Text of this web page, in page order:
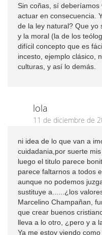
Sin coñas, sí
actuar en consecuencia.
de la ley natural? Que yo
y la moral (la de los
difícil concepto que es
incesto, ejemplo clásico,
culturas, y así lo demás.
lola
11 de diciembre de
ni idea de lo que van a
cuidadania,por suerte
luego el titulo parece
parece faltarnos a todos
aunque no podemos
sustituye a......¿los
Marcelino Champañan,
que crear buenos
lleva a lo otro, ¿pero y a
Ya me estoy viendo